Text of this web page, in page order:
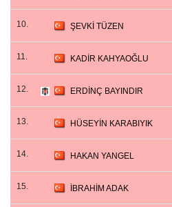
10. ŞEVKİ TÜZEN
11. KADİR KAHYAOĞLU
12. ERDİNÇ BAYINDIR
13. HÜSEYİN KARABIYIK
14. HAKAN YANGEL
15. İBRAHİM ADAK